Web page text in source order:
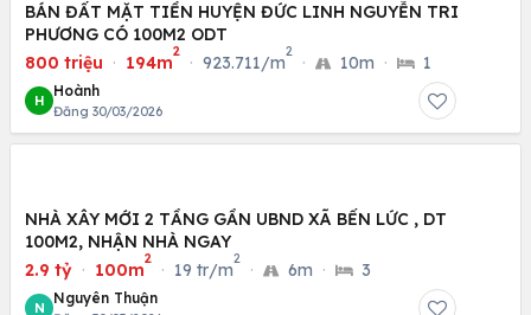
BÁN ĐẤT MẶT TIỀN HUYỆN ĐỨC LINH NGUYỄN TRI
PHƯƠNG CÓ 100M2 ODT
800 triệu · 194m
2
· 923.711/m
2
· 10m · 1
H
Hoành
Đăng 30/03/2026
NHÀ XÂY MỚI 2 TẦNG GẦN UBND XÃ BẾN LỨC , DT
100M2, NHẬN NHÀ NGAY
2.9 tỷ · 100m
2
· 19 tr/m
2
· 6m · 3
N
Nguyên Thuận